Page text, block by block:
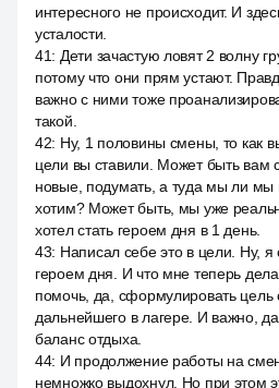
интересного не происходит. И
усталости.
41: Дети зачастую ловят 2 волну
потому что они прям устают.
важно с ними тоже
такой.
42: Ну, 1 половины смены, то как
цели вы ставили. Может быть вам
новые, подумать, а туда мы ли
хотим? Может быть, мы уже
хотел стать героем дня в 1 день.
43: Написал себе это в цели. Ну,
героем дня. И что мне теперь
помочь, да, сформулировать цель
дальнейшего в лагере. И важно,
баланс отдыха.
44: И продолжение работы на
немножко выдохнул. Но при этом